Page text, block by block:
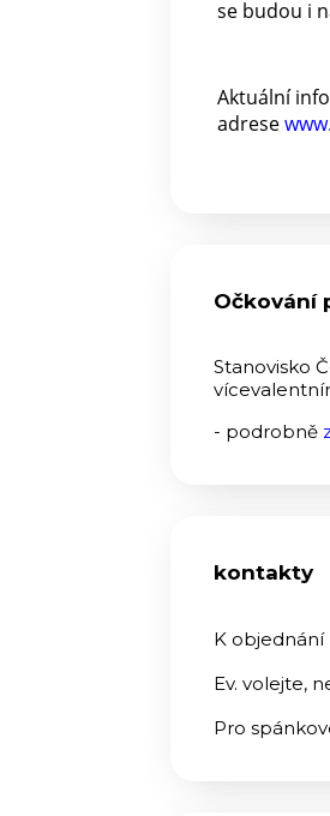
se budou i
Aktuální
adrese
Očkování
Stanovisko
- podrobně
kontakty
K
Ev. volejte,
Pro